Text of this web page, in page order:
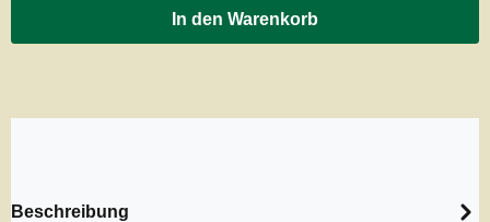
In den Warenkorb
Beschreibung